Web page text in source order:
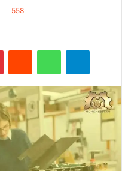
558
PinterestReddit WhatsApp